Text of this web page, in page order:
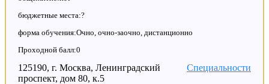
бюджетные места:?
форма обучения:Очно, очно-заочно, дистанционно
Проходной балл:0
Специальности
125190, г. Москва, Ленинградский
проспект, дом 80, к.5